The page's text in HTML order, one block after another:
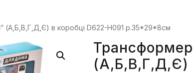
(А,Б,В,Г,Д,Є) в коробці D622-H091 р.35*29*8см
(А,Б,В,Г,Д,Є)